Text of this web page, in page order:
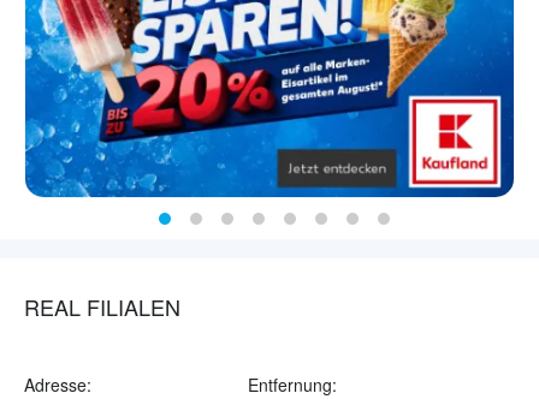
REAL FILIALEN
Adresse: Entfernung: